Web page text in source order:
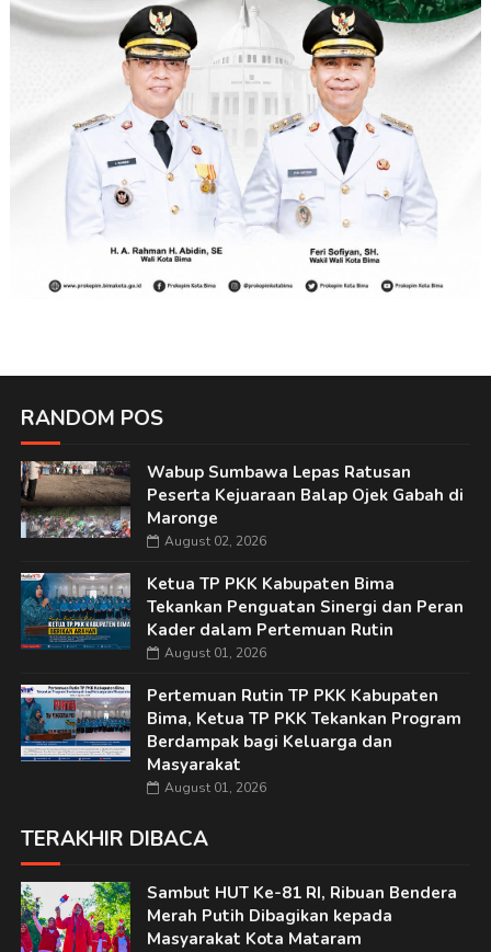
RANDOM POS
Wabup Sumbawa Lepas Ratusan
Peserta Kejuaraan Balap Ojek Gabah di
Maronge
August 02, 2026
Ketua TP PKK Kabupaten Bima
Tekankan Penguatan Sinergi dan Peran
Kader dalam Pertemuan Rutin
August 01, 2026
Pertemuan Rutin TP PKK Kabupaten
Bima, Ketua TP PKK Tekankan Program
Berdampak bagi Keluarga dan
Masyarakat
August 01, 2026
TERAKHIR DIBACA
Sambut HUT Ke-81 RI, Ribuan Bendera
Merah Putih Dibagikan kepada
Masyarakat Kota Mataram